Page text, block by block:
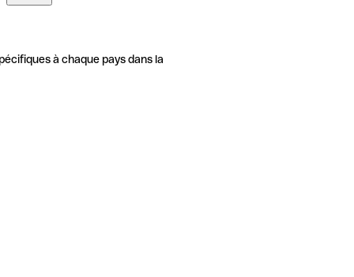
à chaque pays dans la